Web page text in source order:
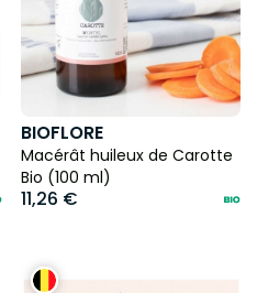
BIOFLORE
Macérât huileux de Carotte
Bio (100 ml)
11,26 €